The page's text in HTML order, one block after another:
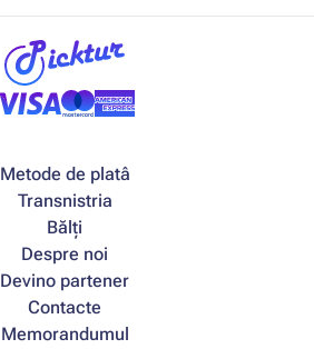
Metode de platâ
Transnistria
Bălți
Despre noi
Devino partener
Contacte
Memorandumul